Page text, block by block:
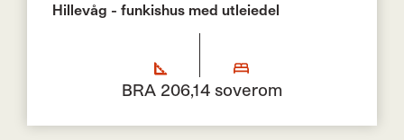
Hillevåg - funkishus med utleiedel
BRA 206,14 soverom